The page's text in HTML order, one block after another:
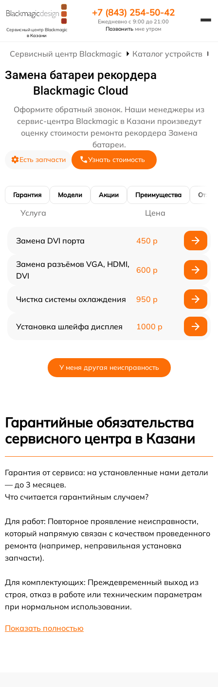
Сервисный центр Blackmagic
в Казани
+7 (843) 254-50-42
Ежедневно с 9:00 до 21:00
Позвонить мне утром
Сервисный центр Blackmagic Каталог устройств
Замена батареи рекордера
Blackmagic Cloud
Оформите обратный звонок. Наши менеджеры из
сервис-центра Blackmagic в Казани произведут
оценку стоимости ремонта рекордера Замена
батареи.
Есть запчасти Узнать стоимость
Гарантия Модели Акции Преимущества
Услуга Цена
Замена DVI порта 450 р
Замена разъёмов VGA, HDMI,
DVI
600 р
Чистка системы охлаждения 950 р
Установка шлейфа дисплея 1000 р
У меня другая неисправность
Гарантийные обязательства
сервисного центра в Казани
Гарантия от сервиса: на установленные нами детали
— до 3 месяцев.
Что считается гарантийным случаем?
Для работ: Повторное проявление неисправности,
который напрямую связан с качеством проведенного
ремонта (например, неправильная установка
запчасти).
Для комплектующих: Преждевременный выход из
строя, отказ в работе или техническим параметрам
при нормальном использовании.
Показать полностью